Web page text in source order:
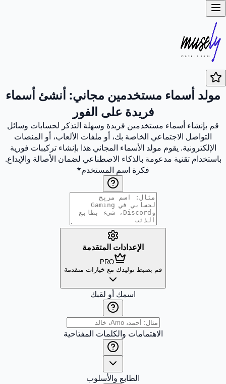
مولد أسماء مستخدمين مجاني: أنشئ أسماء
فريدة على الفور
قم بإنشاء أسماء مستخدمين فريدة وسهلة التذكر لحسابات وسائل
التواصل الاجتماعي الخاصة بك، أو ملفات الألعاب، أو المنصات
الإلكترونية. يقوم مولد الأسماء المجاني هذا بإنشاء تركيبات فورية
باستخدام تقنية مدعومة بالذكاء الاصطناعي لضمان الأصالة والإبداع.
فكرة اسم المستخدم*
الإعدادات المتقدمة
PRO
قم بضبط توليدك مع خيارات متقدمة
اسمك أو لقبك
الاهتمامات والكلمات المفتاحية
الطابع والأسلوب